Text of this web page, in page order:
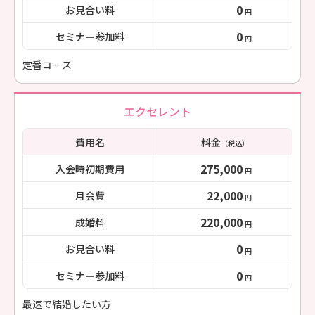
お見合い料 0 円
セミナー参加料 0 円
定番コース
エクセレント
費用名 料金（税込）
入会時初期費用 275,000 円
月会費 22,000 円
成婚料 220,000 円
お見合い料 0 円
セミナー参加料 0 円
最速で結婚したい方